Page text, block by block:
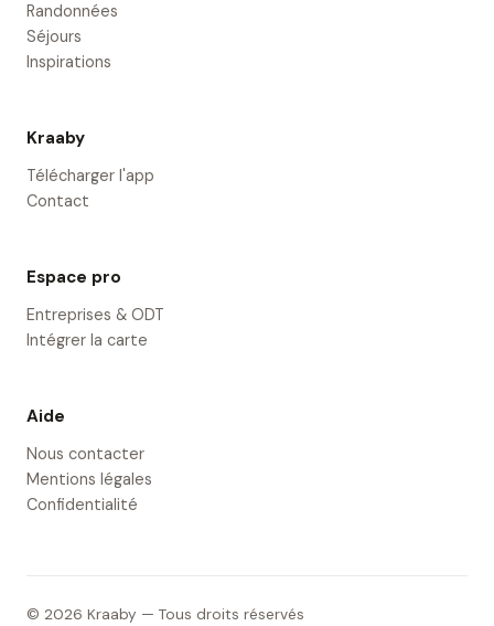
Randonnées
Séjours
Inspirations
Kraaby
Télécharger l'app
Contact
Espace pro
Entreprises & ODT
Intégrer la carte
Aide
Nous contacter
Mentions légales
Confidentialité
© 2026 Kraaby — Tous droits réservés